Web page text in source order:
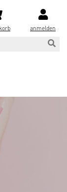
anmelden